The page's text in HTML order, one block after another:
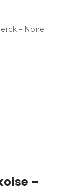
– None
–